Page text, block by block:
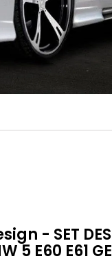
- SET DES
5 E60 E61